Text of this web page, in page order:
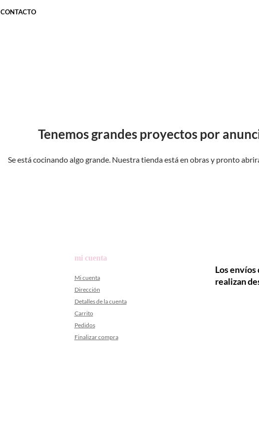
CONTACTO
Tenemos grandes proyectos por
Se está cocinando algo grande. Nuestra tienda está en obras y pronto
mi cuenta
Mi cuenta
Dirección
Detalles de la cuenta
Carrito
Pedidos
Finalizar compra
Los envíos
realizan